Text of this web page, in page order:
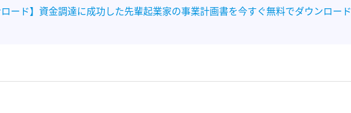
ロード】資金調達に成功した先輩起業家の事業計画書を今すぐ無料でダウンロード